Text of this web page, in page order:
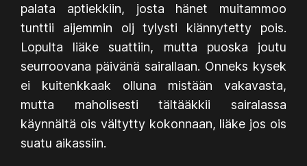
palata aptiekkiin, josta hänet muitammoo
tunttii aijemmin olj tylysti kiännytetty pois.
Lopulta liäke suattiin, mutta puoska joutu
seurroovana päivänä sairallaan. Onneks kysek
ei kuitenkkaak olluna mistään vakavasta,
mutta maholisesti tältääkkii sairalassa
käynnältä ois vältytty kokonnaan, liäke jos ois
suatu aikassiin.